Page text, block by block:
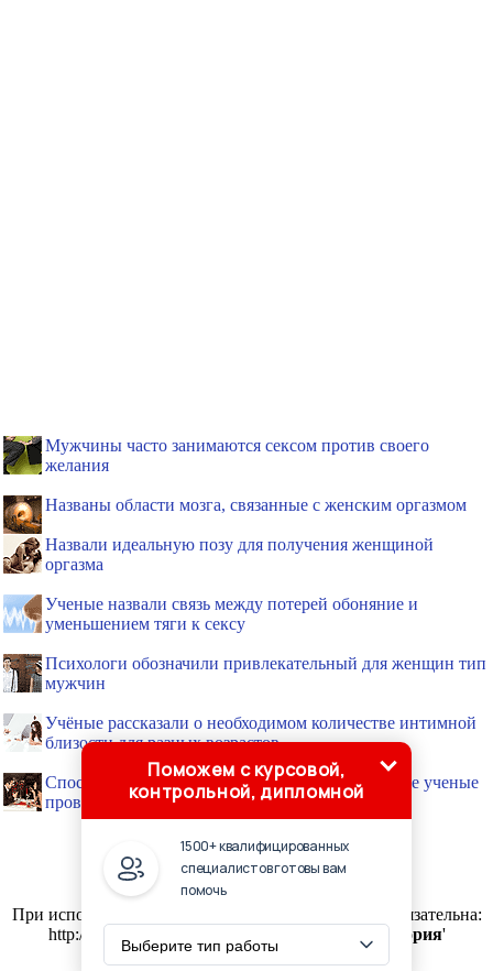
Мужчины часто занимаются сексом против своего
желания
Названы области мозга, связанные с женским оргазмом
Назвали идеальную позу для получения женщиной
оргазма
Ученые назвали связь между потерей обоняние и
уменьшением тяги к сексу
Психологи обозначили привлекательный для женщин тип
мужчин
Учёные рассказали о необходимом количестве интимной
близости для разных возрастов
Способы соблазнить женщину - калифорнийские ученые
провели эксперименты
© WEAPONS-WORLD.RU, 2001-2020
При использовании материалов активная ссылка обязательна:
http://weapons-world.ru/ '
Оружие и военная история'
Поможем с курсовой,
контрольной, дипломной
1500+ квалифицированных
специалистов готовы вам
помочь